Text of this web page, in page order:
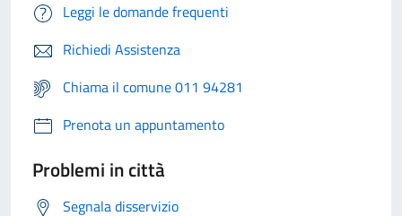
Leggi le domande frequenti
Richiedi Assistenza
Chiama il comune 011 94281
Prenota un appuntamento
Problemi in città
Segnala disservizio